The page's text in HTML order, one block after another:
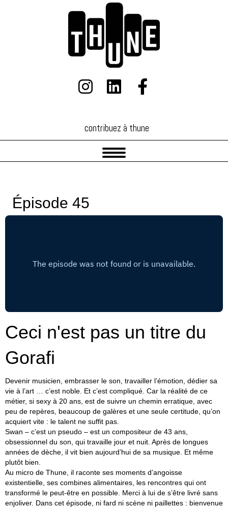
contribuez à thune
contribuez à thune
Épisode 45
Ceci n'est pas un titre du
Gorafi
Devenir musicien, embrasser le son, travailler l’émotion, dédier sa
vie à l’art … c’est noble. Et c’est compliqué. Car la réalité de ce
métier, si sexy à 20 ans, est de suivre un chemin erratique, avec
peu de repères, beaucoup de galères et une seule certitude, qu’on
acquiert vite : le talent ne suffit pas.
Swan – c’est un pseudo – est un compositeur de 43 ans,
obsessionnel du son, qui travaille jour et nuit. Après de longues
années de dèche, il vit bien aujourd’hui de sa musique. Et même
plutôt bien.
Au micro de Thune, il raconte ses moments d’angoisse
existentielle, ses combines alimentaires, les rencontres qui ont
transformé le peut-être en possible. Merci à lui de s’être livré sans
enjoliver. Dans cet épisode, ni fard ni scène ni paillettes : bienvenue